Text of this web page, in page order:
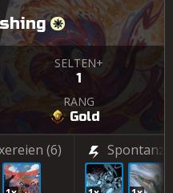
SELTEN+
1
RANG
Gold
(6)